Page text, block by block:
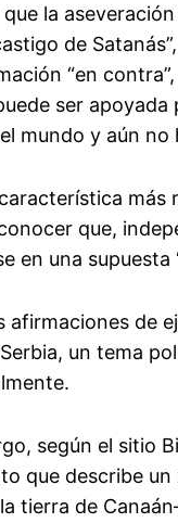
la
de
“en
ser
mundo y aún no
más
que,
en una supuesta
afirmaciones de
un tema
según el sitio
que describe
tierra de